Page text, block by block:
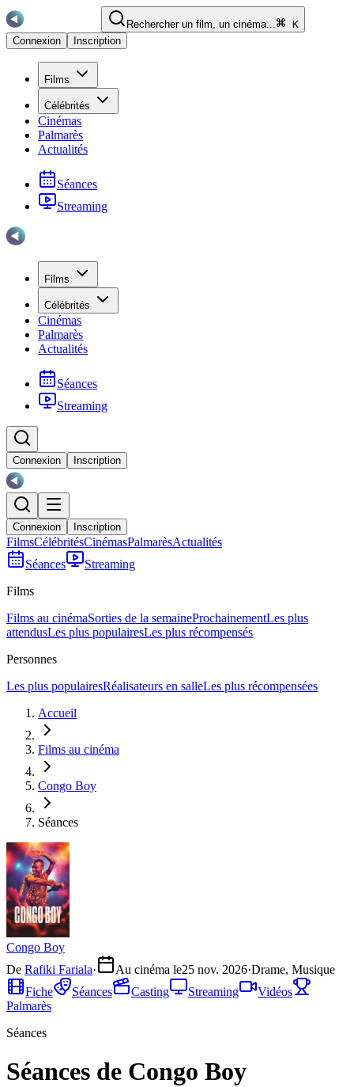
Rechercher un film, un cinéma...
K
Connexion
Inscription
Films
Célébrités
Cinémas
Palmarès
Actualités
Séances
Streaming
Films
Célébrités
Cinémas
Palmarès
Actualités
Séances
Streaming
Connexion Inscription
Connexion Inscription
FilmsCélébritésCinémasPalmarèsActualités
Séances
Streaming
Films
Films au cinémaSorties de la semaineProchainementLes plus
attendusLes plus populairesLes plus récompensés
Personnes
Les plus populairesRéalisateurs en salleLes plus récompensées
Accueil
Films au cinéma
Congo Boy
Séances
Congo Boy
De Rafiki Fariala· Au cinéma le25 nov. 2026·Drame, Musique
Fiche
Séances Casting Streaming
Vidéos
Palmarès
Séances
Séances de Congo Boy